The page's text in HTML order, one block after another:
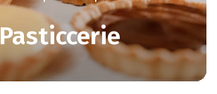
Pasticcerie